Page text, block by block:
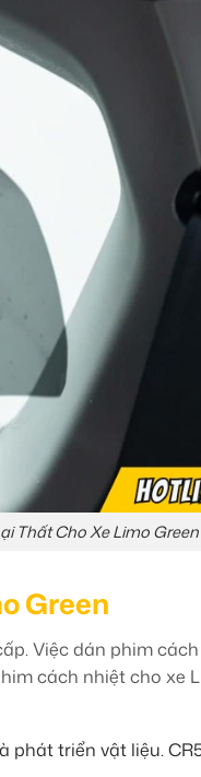
Thất Cho Xe Limo Green
Green
Việc dán phim
cách nhiệt cho xe
phát triển vật liệu.